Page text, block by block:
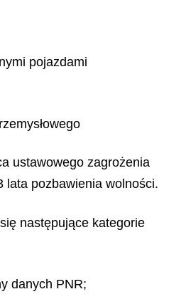
pojazdami
ustawowego zagrożenia
lata pozbawienia wolności.
następujące kategorie
danych PNR;